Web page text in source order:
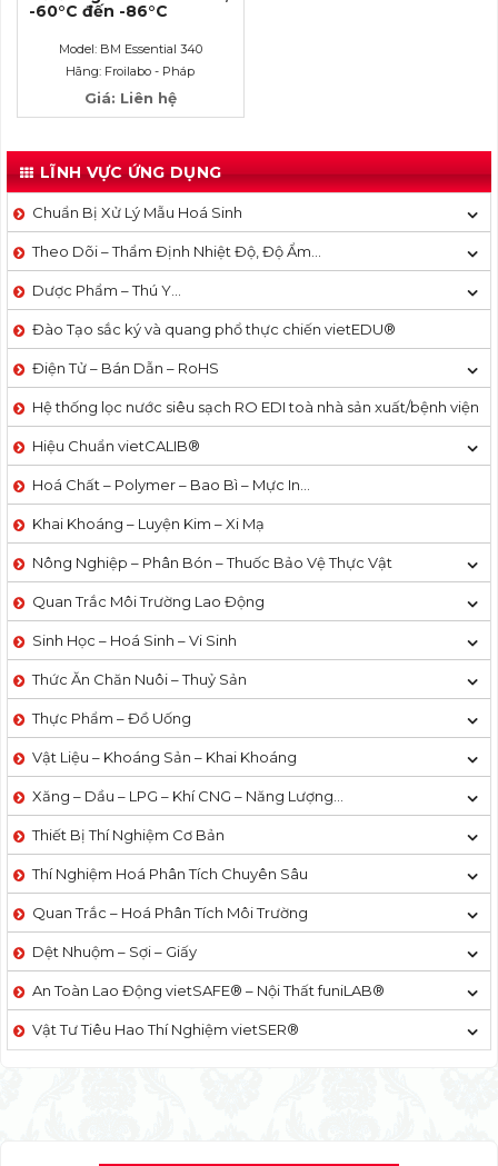
-60°C đến -86°C
Model: BM Essential 340
Hãng: Froilabo - Pháp
Giá: Liên hệ
LĨNH VỰC ỨNG DỤNG
Chuẩn Bị Xử Lý Mẫu Hoá Sinh
Theo Dõi – Thẩm Định Nhiệt Độ, Độ Ẩm…
Dược Phẩm – Thú Y…
Đào Tạo sắc ký và quang phổ thực chiến vietEDU®
Điện Tử – Bán Dẫn – RoHS
Hệ thống lọc nước siêu sạch RO EDI​​ toà nhà sản xuất/bệnh viện
Hiệu Chuẩn vietCALIB®
Hoá Chất – Polymer – Bao Bì – Mực In…
Khai Khoáng – Luyện Kim – Xi Mạ
Nông Nghiệp – Phân Bón – Thuốc Bảo Vệ Thực Vật
Quan Trắc Môi Trường Lao Động
Sinh Học – Hoá Sinh – Vi Sinh
Thức Ăn Chăn Nuôi – Thuỷ Sản
Thực Phẩm – Đồ Uống
Vật Liệu – Khoáng Sản – Khai Khoáng
Xăng – Dầu – LPG – Khí CNG – Năng Lượng…
Thiết Bị Thí Nghiệm Cơ Bản
Thí Nghiệm Hoá Phân Tích Chuyên Sâu
Quan Trắc – Hoá Phân Tích Môi Trường
Dệt Nhuộm – Sợi – Giấy
An Toàn Lao Động vietSAFE® – Nội Thất funiLAB®
Vật Tư Tiêu Hao Thí Nghiệm vietSER®